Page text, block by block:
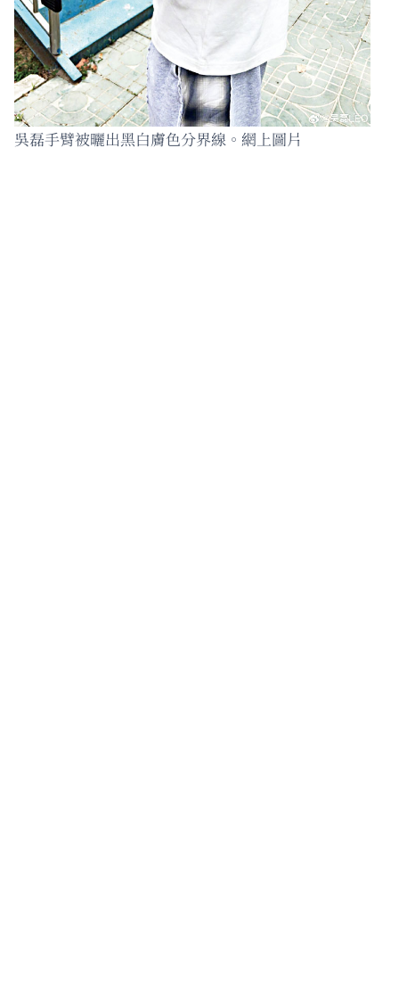
吳磊手臂被曬出黑白膚色分界線。網上圖片